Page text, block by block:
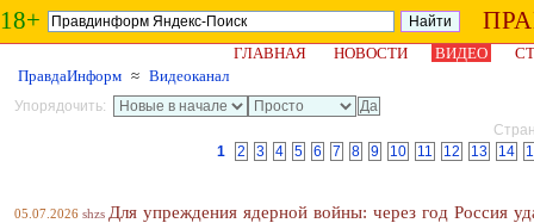
18+
ГЛАВНАЯ НОВОСТИ ВИДЕО
ПравдаИнформ ≈ Видеоканал
Упорядочить:
1
2 3 4 5 6 7 8 9 10 11 12 13 14
05.07.2026 shzs Для упреждения ядерной войны: через год Россия